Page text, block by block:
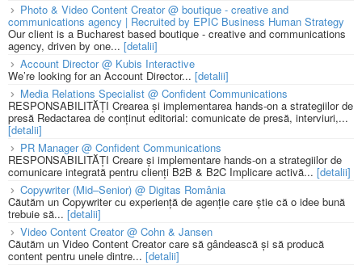
Photo & Video Content Creator @ boutique - creative and
communications agency | Recruited by EPIC Business Human Strategy
Our client is a Bucharest based boutique - creative and communications
agency, driven by one... [detalii]
Account Director @ Kubis Interactive
We’re looking for an Account Director... [detalii]
Media Relations Specialist @ Confident Communications
RESPONSABILITĂȚI Crearea și implementarea hands-on a strategiilor de
presă Redactarea de conținut editorial: comunicate de presă, interviuri,...
[detalii]
PR Manager @ Confident Communications
RESPONSABILITĂȚI Creare și implementare hands-on a strategiilor de
comunicare integrată pentru clienți B2B & B2C Implicare activă... [detalii]
Copywriter (Mid–Senior) @ Digitas România
Căutăm un Copywriter cu experiență de agenție care știe că o idee bună
trebuie să... [detalii]
Video Content Creator @ Cohn & Jansen
Căutăm un Video Content Creator care să gândească și să producă
content pentru unele dintre... [detalii]